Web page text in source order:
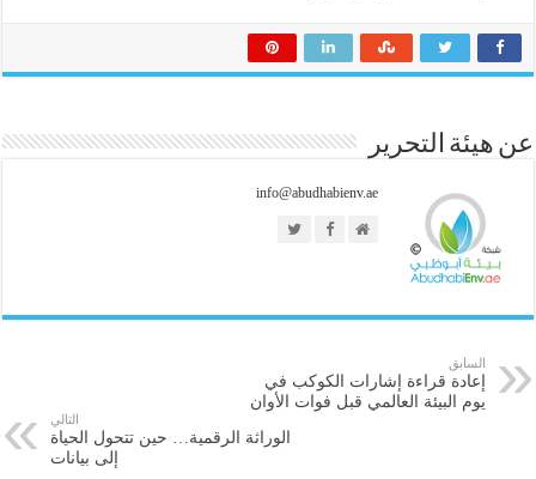
عن هيئة التحرير
info@abudhabienv.ae
السابق
إعادة قراءة إشارات الكوكب في
يوم البيئة العالمي قبل فوات الأوان
التالي
الوراثة الرقمية… حين تتحول الحياة
إلى بيانات